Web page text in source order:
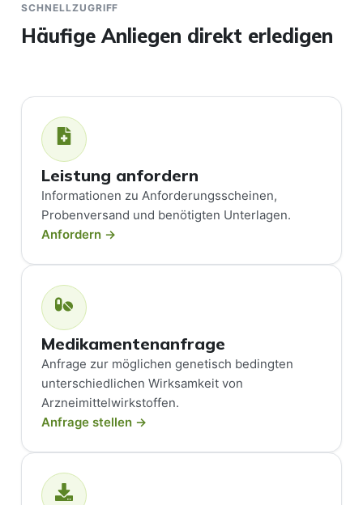
SCHNELLZUGRIFF
Häufige Anliegen direkt erledigen
Leistung anfordern
Informationen zu Anforderungsscheinen,
Probenversand und benötigten Unterlagen.
Anfordern →
Medikamentenanfrage
Anfrage zur möglichen genetisch bedingten
unterschiedlichen Wirksamkeit von
Arzneimittelwirkstoffen.
Anfrage stellen →